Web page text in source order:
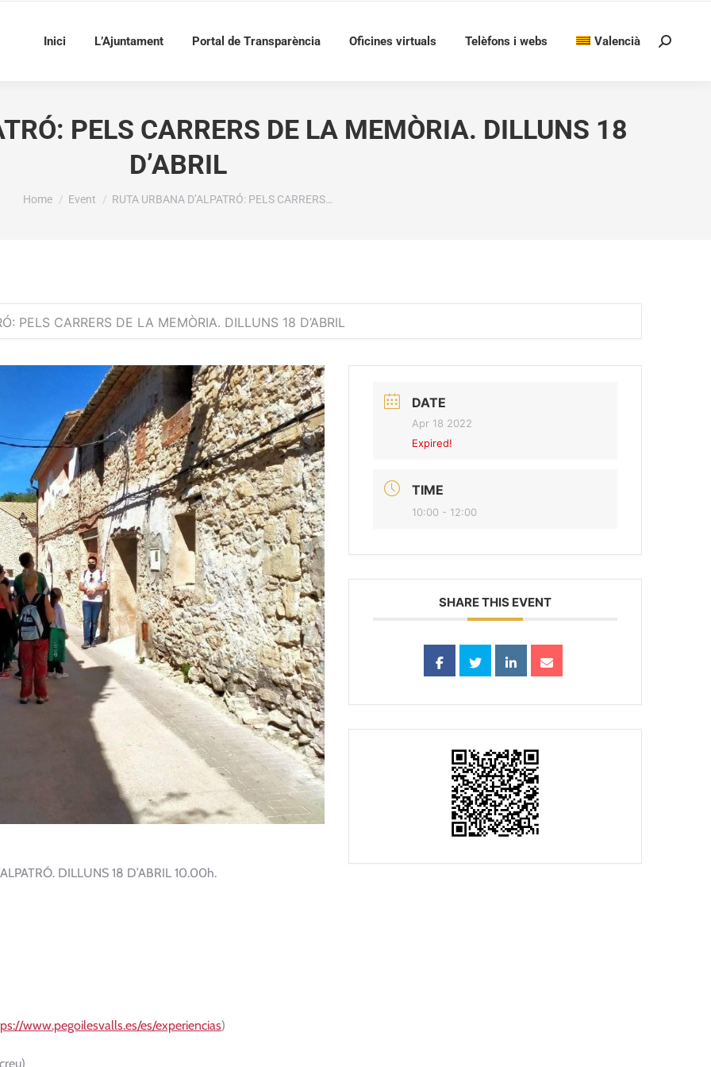
Inici L’Ajuntament Portal de Transparència Oficines virtuals Telèfons i webs Valencià Search:
PELS CARRERS DE LA MEMÒRIA. DILLUNS 18
D’ABRIL
You are here:
Home Event RUTA URBANA D’ALPATRÓ: PELS CARRERS…
PELS CARRERS DE LA MEMÒRIA. DILLUNS 18 D’ABRIL
DILLUNS 18 D’ABRIL 10.00h.
www.pegoilesvalls.es/es/experiencias)
DATE
Apr 18 2022
Expired!
TIME
10:00 - 12:00
SHARE THIS EVENT